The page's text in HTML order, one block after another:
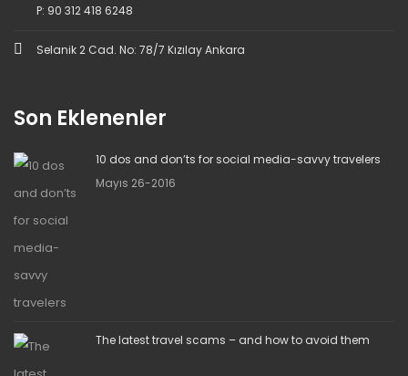
P: 90 312 418 6248
Selanik 2 Cad. No: 78/7 Kızılay Ankara
Son Eklenenler
10 dos and don’ts for social media-savvy travelers
Mayıs 26-2016
The latest travel scams – and how to avoid them